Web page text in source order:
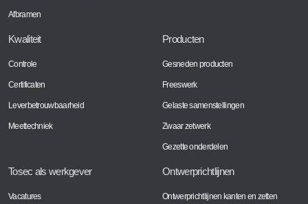
Afbramen
Kwaliteit
Controle
Certificaten
Leverbetrouwbaarheid
Meettechniek
Producten
Gesneden producten
Freeswerk
Gelaste samenstellingen
Zwaar zetwerk
Gezette onderdelen
Tosec als werkgever
Vacatures
Ontwerprichtlijnen
Ontwerprichtlijnen kanten en zetten